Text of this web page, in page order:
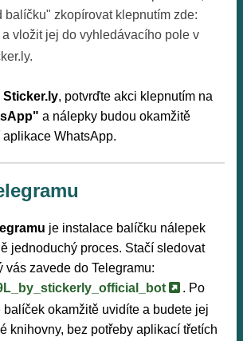
balíčku" zkopírovat klepnutím zde:
a vložit jej do vyhledávacího pole v
Sticker.ly, potvrďte akci klepnutím na
a nálepky budou okamžitě
WhatsApp.
je instalace balíčku nálepek
jednoduchý proces. Stačí sledovat
vás zavede do Telegramu:
. Po
okamžitě uvidíte a budete jej
knihovny, bez potřeby aplikací třetích